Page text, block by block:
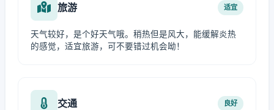
旅游 适宜
天气较好，是个好天气哦。稍热但是风大，能缓解炎热
的感觉，适宜旅游，可不要错过机会呦！
交通 良好